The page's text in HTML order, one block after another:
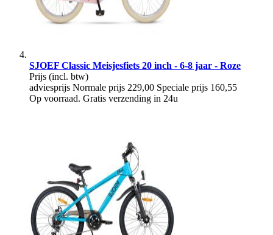
SJOEF Classic Meisjesfiets 20 inch - 6-8 jaar - Roze
Prijs (incl. btw)
adviesprijs Normale prijs 229,00 Speciale prijs 160,55
Op voorraad. Gratis verzending in 24u